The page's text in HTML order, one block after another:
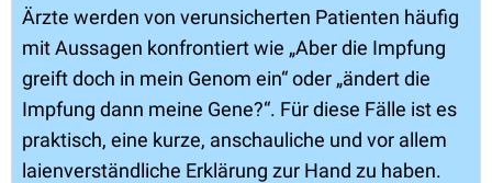
Ärzte werden von verunsicherten Patienten häufig
mit Aussagen konfrontiert wie „Aber die Impfung
greift doch in mein Genom ein“ oder „ändert die
Impfung dann meine Gene?“. Für diese Fälle ist es
praktisch, eine kurze, anschauliche und vor allem
laienverständliche Erklärung zur Hand zu haben.